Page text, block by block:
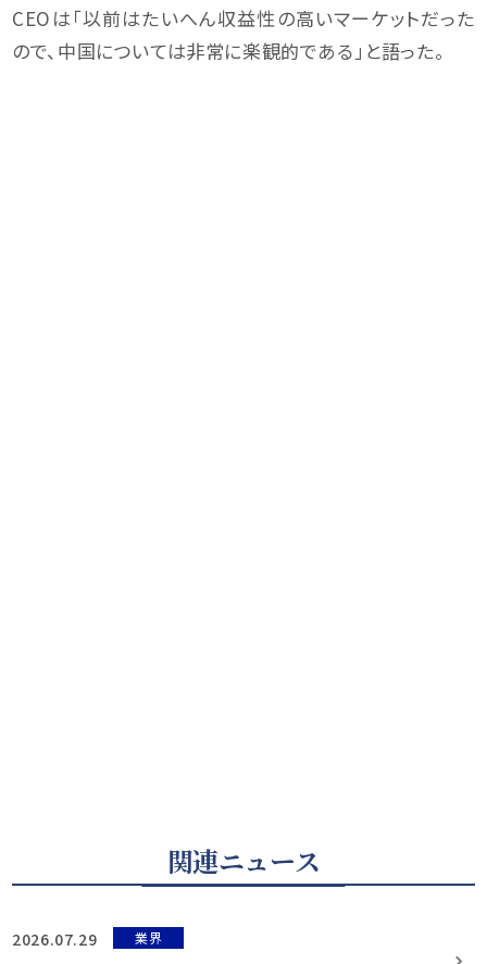
CEOは「以前はたいへん収益性の高いマーケットだった
ので、中国については非常に楽観的である」と語った。
関連ニュース
2026.07.29 業界